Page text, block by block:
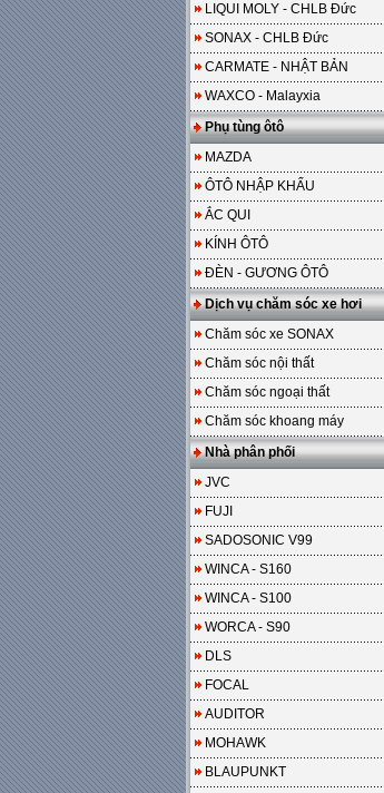
LIQUI MOLY - CHLB Đức
SONAX - CHLB Đức
CARMATE - NHẬT BẢN
WAXCO - Malayxia
Phụ tùng ôtô
MAZDA
ÔTÔ NHẬP KHẨU
ẮC QUI
KÍNH ÔTÔ
ĐÈN - GƯƠNG ÔTÔ
Dịch vụ chăm sóc xe hơi
Chăm sóc xe SONAX
Chăm sóc nội thất
Chăm sóc ngoại thất
Chăm sóc khoang máy
Nhà phân phối
JVC
FUJI
SADOSONIC V99
WINCA - S160
WINCA - S100
WORCA - S90
DLS
FOCAL
AUDITOR
MOHAWK
BLAUPUNKT